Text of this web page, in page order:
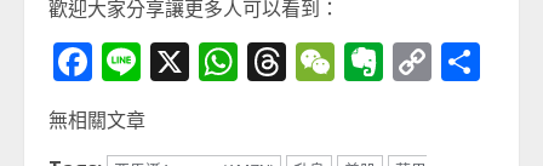
歡迎大家分享讓更多人可以看到：
Facebook
Line
X WhatsApp
Threads
WeChat
Evernote
Copy
無相關文章